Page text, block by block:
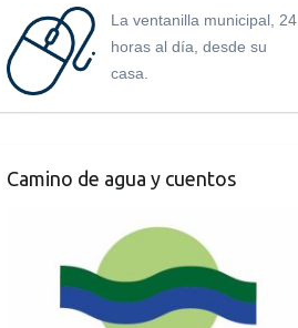
La ventanilla municipal, 24
horas al día, desde su
casa.
Camino de agua y cuentos